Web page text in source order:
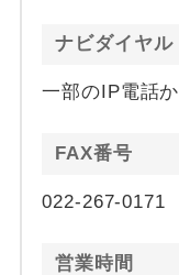
ナビダイヤル
一部のIP電話
FAX番号
022-267-0171
営業時間